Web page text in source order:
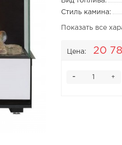
Стиль камина:
Показать все
Цена: 20
+
-